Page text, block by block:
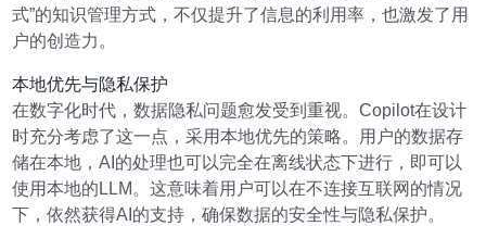
式”的知识管理方式，不仅提升了信息的利用率，也激发了用
户的创造力。
本地优先与隐私保护
在数字化时代，数据隐私问题愈发受到重视。Copilot在设计
时充分考虑了这一点，采用本地优先的策略。用户的数据存
储在本地，AI的处理也可以完全在离线状态下进行，即可以
使用本地的LLM。这意味着用户可以在不连接互联网的情况
下，依然获得AI的支持，确保数据的安全性与隐私保护。